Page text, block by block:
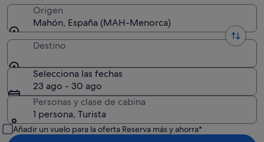
Origen
Mahón, España (MAH-Menorca)
Destino
Selecciona las fechas
23 ago - 30 ago
Personas y clase de cabina
1 persona, Turista
Añadir un vuelo para la oferta Reserva más y ahorra*